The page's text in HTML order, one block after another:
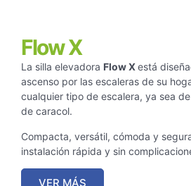
Flow X
La silla elevadora Flow Xestá
ascenso por las escaleras de su
cualquier tipo de escalera, ya sea
de caracol.
Compacta, versátil, cómoda y
instalación rápida y sin
VER MÁS